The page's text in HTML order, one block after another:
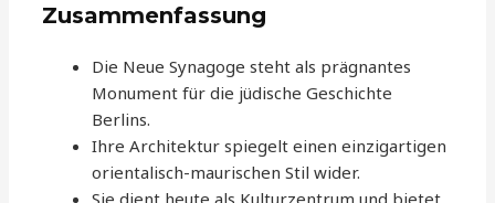
Zusammenfassung
Die Neue Synagoge steht als prägnantes
Monument für die jüdische Geschichte
Berlins.
Ihre Architektur spiegelt einen einzigartigen
orientalisch-maurischen Stil wider.
Sie dient heute als Kulturzentrum und bietet